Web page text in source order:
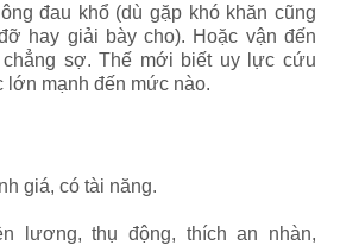
đau khổ (dù gặp khó khăn cũng
hay giải bày cho). Hoặc vận đến
sợ. Thế mới biết uy lực cứu
lớn mạnh đến mức nào.
giá, có tài năng.
lương, thụ động, thích an nhàn,